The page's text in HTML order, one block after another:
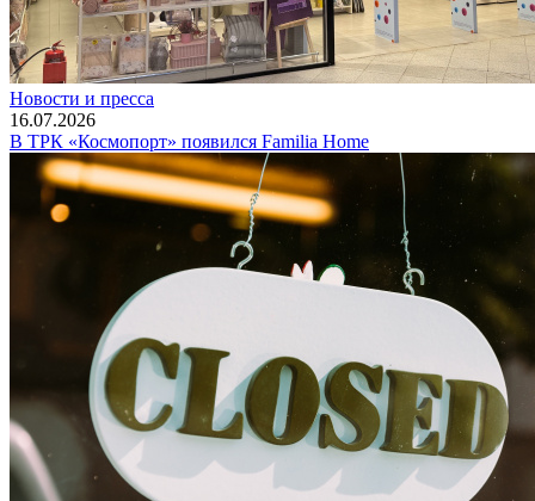
Новости и пресса
16.07.2026
В ТРК «Космопорт» появился Familia Home